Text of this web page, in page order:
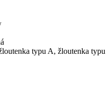
typu A, žloutenka typu